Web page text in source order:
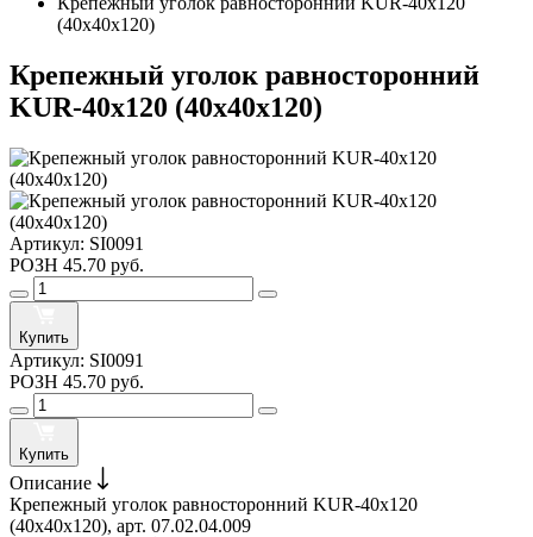
(40х40х120)
Крепежный уголок равносторонний
KUR-40х120 (40х40х120)
Артикул: SI0091
РОЗН 45.70 руб.
Купить
Артикул: SI0091
РОЗН 45.70 руб.
Купить
Описание
Крепежный уголок равносторонний KUR-40х120
(40х40х120), арт. 07.02.04.009